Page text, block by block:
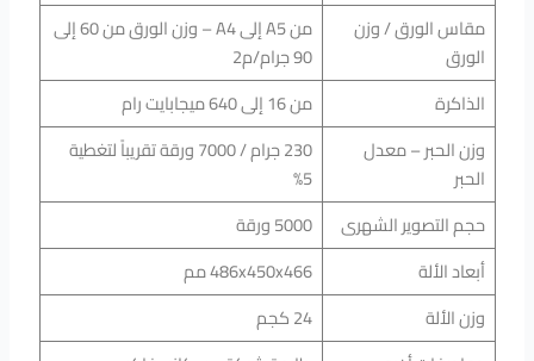
مقاس الورق / وزن
الورق
من A5 إلى A4 – وزن الورق من 60 إلى
90 جرام/م2
الذاكرة
من 16 إلى 640 ميجابايت رام
وزن الحبر – معدل
الحبر
230 جرام / 7000 ورقة تقريباً لتغطية
5%
حجم التصوير الشهرى
5000 ورقة
أبعاد الألة
486x450x466 مم
وزن الألة
24 كجم